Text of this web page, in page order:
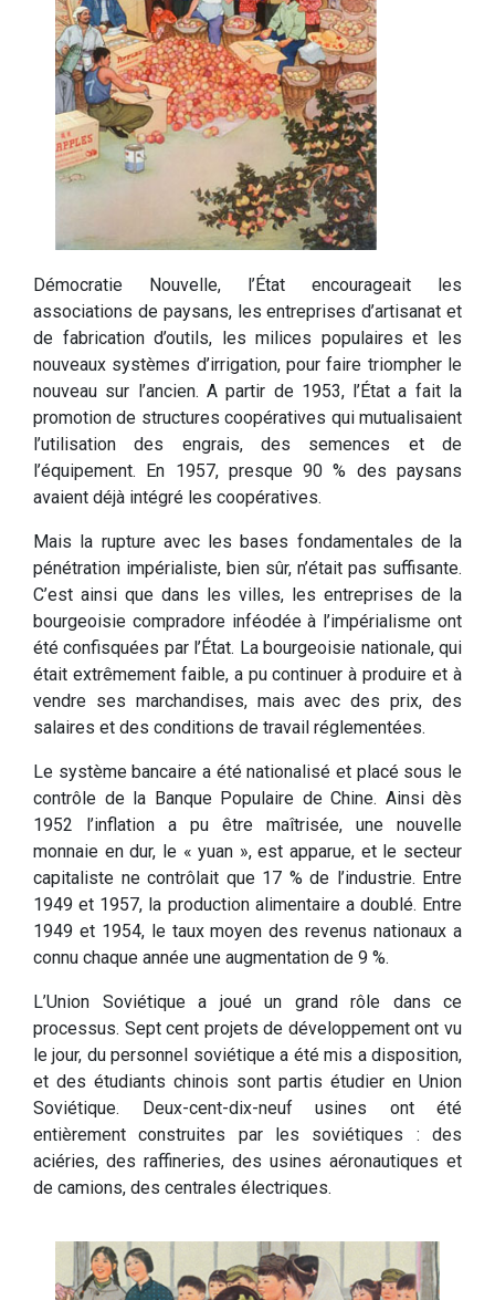
Démocratie Nouvelle, l’État encourageait les
associations de paysans, les entreprises d’artisanat et
de fabrication d’outils, les milices populaires et les
nouveaux systèmes d’irrigation, pour faire triompher le
nouveau sur l’ancien. A partir de 1953, l’État a fait la
promotion de structures coopératives qui mutualisaient
l’utilisation des engrais, des semences et de
l’équipement. En 1957, presque 90 % des paysans
avaient déjà intégré les coopératives.
Mais la rupture avec les bases fondamentales de la
pénétration impérialiste, bien sûr, n’était pas suffisante.
C’est ainsi que dans les villes, les entreprises de la
bourgeoisie compradore inféodée à l’impérialisme ont
été confisquées par l’État. La bourgeoisie nationale, qui
était extrêmement faible, a pu continuer à produire et à
vendre ses marchandises, mais avec des prix, des
salaires et des conditions de travail réglementées.
Le système bancaire a été nationalisé et placé sous le
contrôle de la Banque Populaire de Chine. Ainsi dès
1952 l’inflation a pu être maîtrisée, une nouvelle
monnaie en dur, le « yuan », est apparue, et le secteur
capitaliste ne contrôlait que 17 % de l’industrie. Entre
1949 et 1957, la production alimentaire a doublé. Entre
1949 et 1954, le taux moyen des revenus nationaux a
connu chaque année une augmentation de 9 %.
L’Union Soviétique a joué un grand rôle dans ce
processus. Sept cent projets de développement ont vu
le jour, du personnel soviétique a été mis a disposition,
et des étudiants chinois sont partis étudier en Union
Soviétique. Deux-cent-dix-neuf usines ont été
entièrement construites par les soviétiques : des
aciéries, des raffineries, des usines aéronautiques et
de camions, des centrales électriques.